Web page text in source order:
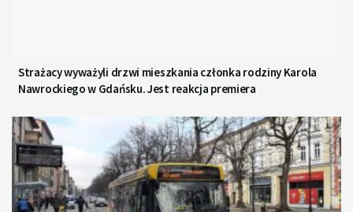
Strażacy wyważyli drzwi mieszkania członka rodziny Karola
Nawrockiego w Gdańsku. Jest reakcja premiera